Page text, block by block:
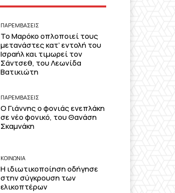
ΠΑΡΕΜΒΑΣΕΙΣ
Το Μαρόκο οπλοποιεί τους
μετανάστες κατ’ εντολή του
Ισραήλ και τιμωρεί τον
Σάντσεθ, του Λεωνίδα
Βατικιώτη
ΠΑΡΕΜΒΑΣΕΙΣ
Ο Γιάννης ο φονιάς ενεπλάκη
σε νέο φονικό, του Θανάση
Σκαμνάκη
ΚΟΙΝΩΝΙΑ
Η ιδιωτικοποίηση οδήγησε
στην σύγκρουση των
ελικοπτέρων